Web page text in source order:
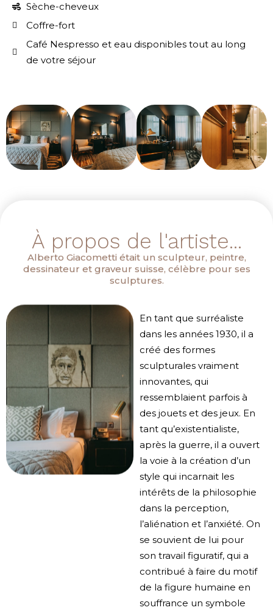
Sèche-cheveux
Coffre-fort
Café Nespresso et eau disponibles tout au long
de votre séjour
À propos de l'artiste...
Alberto Giacometti était un sculpteur, peintre,
dessinateur et graveur suisse, célèbre pour ses
sculptures.
En tant que surréaliste
dans les années 1930, il a
créé des formes
sculpturales vraiment
innovantes, qui
ressemblaient parfois à
des jouets et des jeux. En
tant qu’existentialiste,
après la guerre, il a ouvert
la voie à la création d’un
style qui incarnait les
intérêts de la philosophie
dans la perception,
l’aliénation et l’anxiété. On
se souvient de lui pour
son travail figuratif, qui a
contribué à faire du motif
de la figure humaine en
souffrance un symbole